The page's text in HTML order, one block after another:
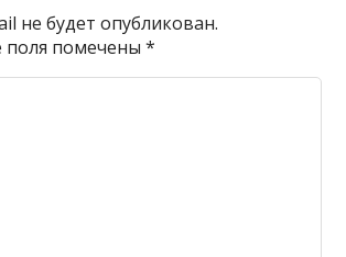
не будет опубликован.
поля помечены*